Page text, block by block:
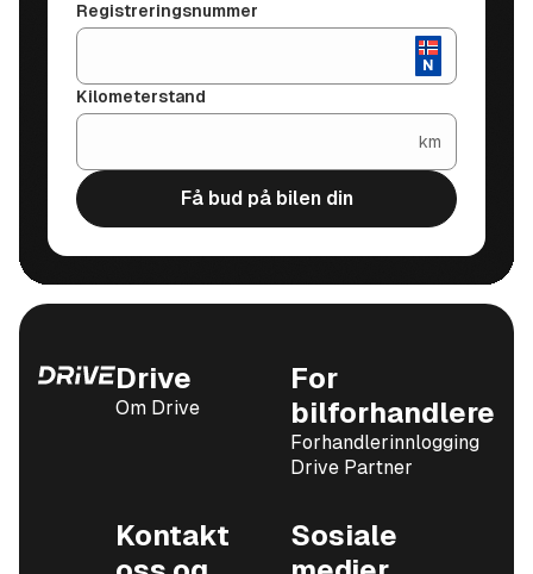
Registreringsnummer
Kilometerstand
km
Få bud på bilen din
Drive
Om Drive
For
bilforhandlere
Forhandlerinnlogging
Drive Partner
Kontakt
Sosiale